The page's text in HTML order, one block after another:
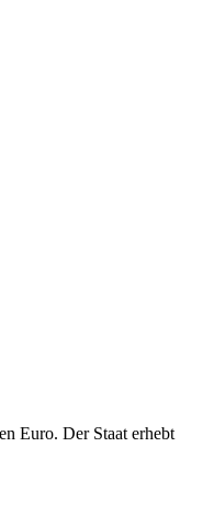
Euro. Der Staat erhebt